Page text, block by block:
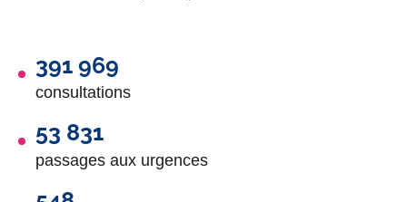
391 969
consultations
53 831
passages aux urgences